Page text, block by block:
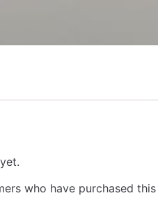
who have purchased